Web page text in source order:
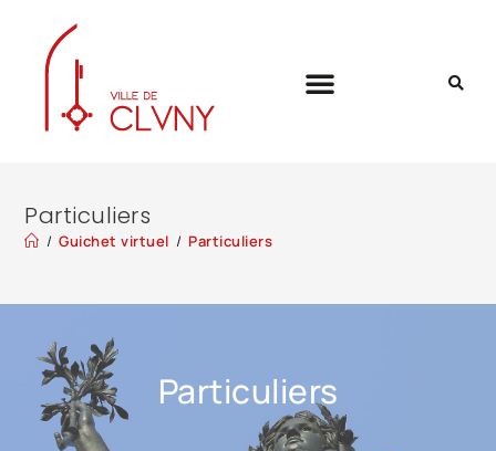
Particuliers
/ Guichet virtuel / Particuliers
Particuliers